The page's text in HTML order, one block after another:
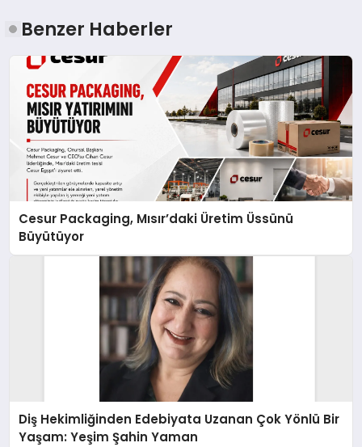
Benzer Haberler
Cesur Packaging, Mısır’daki Üretim Üssünü
Büyütüyor
Diş Hekimliğinden Edebiyata Uzanan Çok Yönlü Bir
Yaşam: Yeşim Şahin Yaman